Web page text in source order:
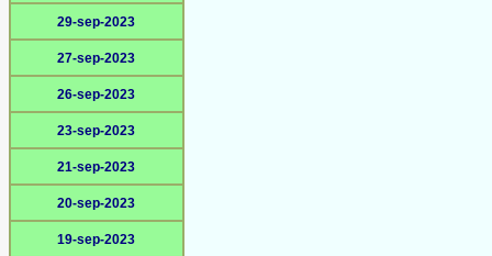
29-sep-2023
27-sep-2023
26-sep-2023
23-sep-2023
21-sep-2023
20-sep-2023
19-sep-2023